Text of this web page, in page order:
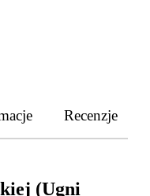
Recenzje
(Ugni